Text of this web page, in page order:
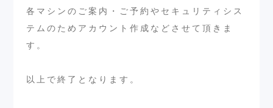
各マシンのご案内・ご予約やセキュリティシス
テムのためアカウント作成などさせて頂きま
す。
以上で終了となります。